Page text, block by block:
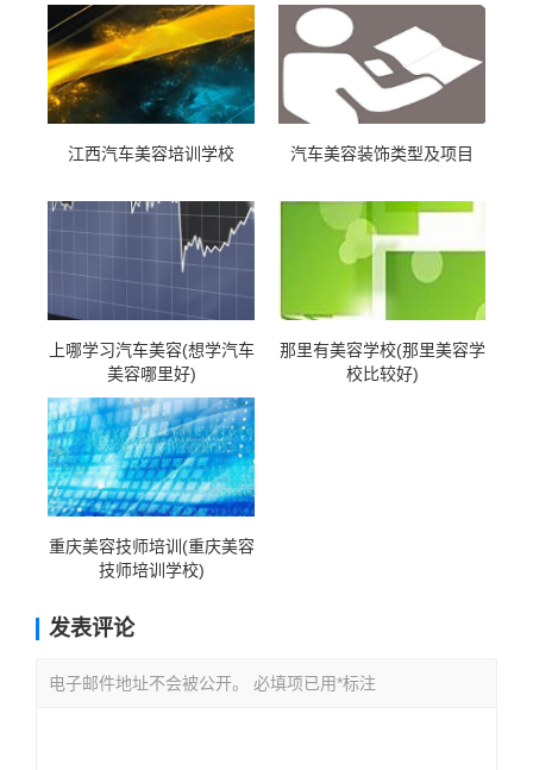
江西汽车美容培训学校 汽车美容装饰类型及项目
上哪学习汽车美容(想学汽车
美容哪里好)
那里有美容学校(那里美容学
校比较好)
重庆美容技师培训(重庆美容
技师培训学校)
发表评论
电子邮件地址不会被公开。 必填项已用*标注